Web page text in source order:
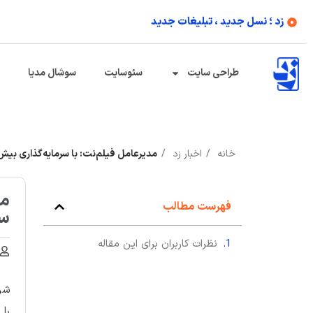
زد ؛ نسل جدید ، تبلیغات جدید
طراحی سایت سئوسایت سوشال مدیا
خانه اخبار زد مدیرعامل فیلم‌نت: با سرمایه‌گذاری
فهرست مطالب
نظرات کاربران برای این مقاله